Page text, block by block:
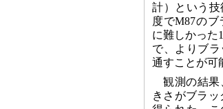
計）という
度でM87の
に難しかった
で、よりブ
通すことが可
観測の結果
きさがブラ